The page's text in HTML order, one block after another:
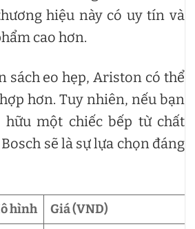
hiệu này có uy tín và
cao hơn.
sách eo hẹp, Ariston có thể
hơn. Tuy nhiên, nếu bạn
một chiếc bếp từ chất
sẽ là sự lựa chọn đáng
hình
Giá (VND)